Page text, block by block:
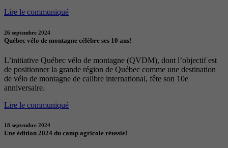
Lire le communiqué
26 septembre 2024
Québec vélo de montagne célèbre ses 10 ans!
L’initiative Québec vélo de montagne (QVDM), dont l’objectif est
de positionner la grande région de Québec comme une destination
de vélo de montagne de calibre international, fête son 10e
anniversaire.
Lire le communiqué
18 septembre 2024
Une édition 2024 du camp agricole réussie!